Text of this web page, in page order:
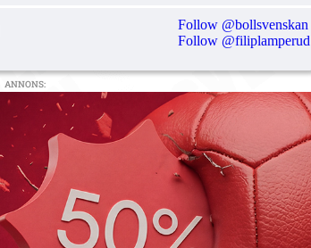
Follow @bollsvenskan
Follow @filiplamperud
ANNONS: